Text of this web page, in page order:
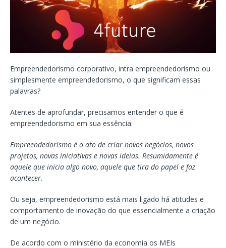
Empreendedorismo corporativo, intra empreendedorismo ou
simplesmente empreendedorismo, o que significam essas
palavras?
Atentes de aprofundar, precisamos entender o que é
empreendedorismo em sua essência:
Empreendedorismo é o ato de criar novos negócios, novos
projetos, novas iniciativas e novas ideias. Resumidamente é
aquele que inicia algo novo, aquele que tira do papel e faz
acontecer.
Ou seja, empreendedorismo está mais ligado há atitudes e
comportamento de inovação do que essencialmente a criação
de um negócio.
De acordo com o ministério da economia os MEIs